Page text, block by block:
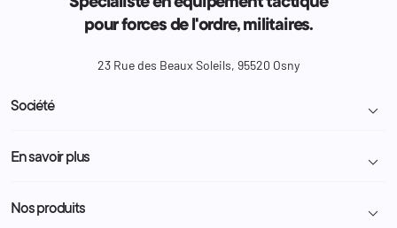
pour forces de l'ordre, militaires.
23 Rue des Beaux Soleils, 95520 Osny
Société 
Livraison et retour colis
Demande de devis
En savoir plus 
Programme Fidélité
Nos produits 